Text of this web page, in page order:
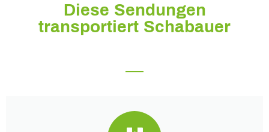
Diese Sendungen
transportiert Schabauer